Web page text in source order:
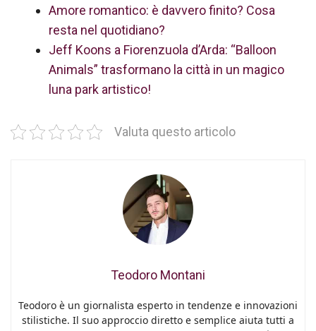
Amore romantico: è davvero finito? Cosa
resta nel quotidiano?
Jeff Koons a Fiorenzuola d’Arda: “Balloon
Animals” trasformano la città in un magico
luna park artistico!
Valuta questo articolo
Teodoro Montani
Teodoro è un giornalista esperto in tendenze e innovazioni
stilistiche. Il suo approccio diretto e semplice aiuta tutti a